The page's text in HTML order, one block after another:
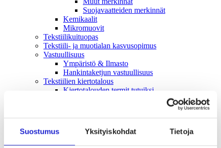
Suostumus Yksityiskohdat Tietoja
Suojavaatteiden merkinnät
Kemikaalit
Mikromuovit
Tekstiilikuitu­opas
Tekstiili- ja muotialan kasvusopimus
Vastuullisuus
Ympäristö & Ilmasto
Hankintaketjun vastuullisuus
Tekstiilien kiertotalous
Kiertotalouden termit tutuiksi
Mihin kierrättää vanhat vaatteet ja kodintekstiilit?
Mukana sitoumuksessa
Liity mukaan
TKI-toiminta